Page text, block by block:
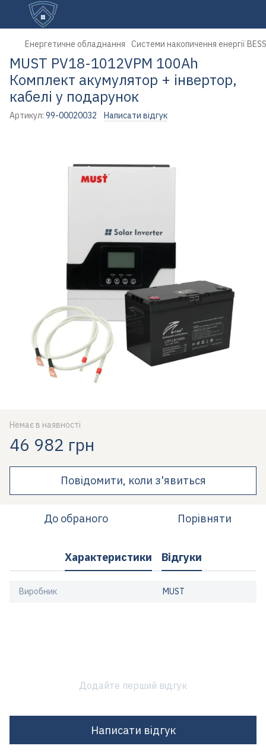
Енергетичне обладнання Системи накопичення енергії BESS
MUST PV18-1012VPM 100Ah
Комплект акумулятор + інвертор,
кабелі у подарунок
Артикул: 99-00020032 Написати відгук
Немає в наявності
46 982 грн
Повідомити, коли з'явиться
До обраного Порівняти
Характеристики Відгуки
Виробник MUST
Додайте перший відгук
Написати відгук